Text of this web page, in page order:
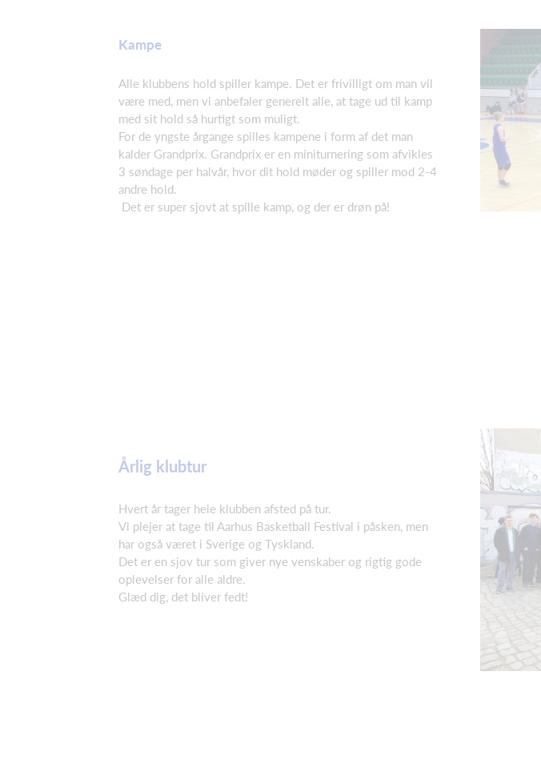
Kampe
Alle klubbens hold spiller kampe. Det er frivilligt om man vil
være med, men vi anbefaler generelt alle, at tage ud til kamp
med sit hold så hurtigt som muligt.
For de yngste årgange spilles kampene i form af det man
kalder Grandprix. Grandprix er en miniturnering som afvikles
3 søndage per halvår, hvor dit hold møder og spiller mod 2-4
andre hold.
Det er super sjovt at spille kamp, og der er drøn på!
Årlig klubtur
Hvert år tager hele klubben afsted på tur.
Vi plejer at tage til Aarhus Basketball Festival i påsken, men
har også været i Sverige og Tyskland.
Det er en sjov tur som giver nye venskaber og rigtig gode
oplevelser for alle aldre.
Glæd dig, det bliver fedt!